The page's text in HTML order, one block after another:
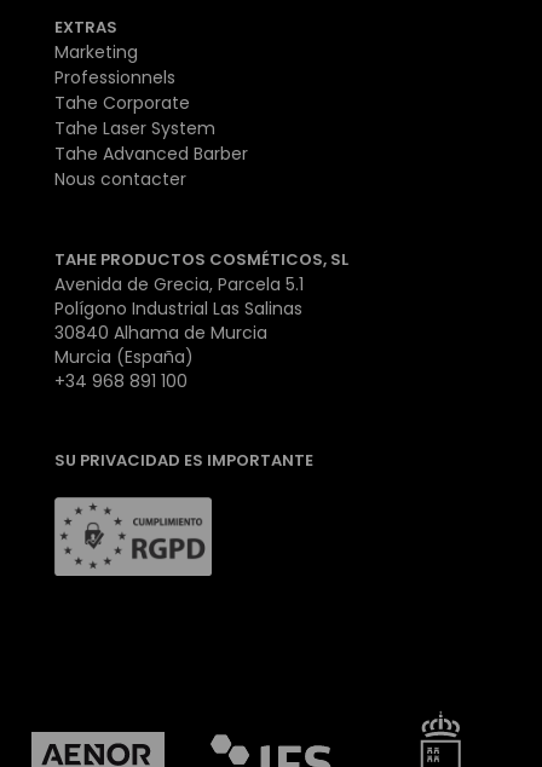
EXTRAS
Marketing
Professionnels
Tahe Corporate
Tahe Laser System
Tahe Advanced Barber
Nous contacter
TAHE PRODUCTOS COSMÉTICOS, SL
Avenida de Grecia, Parcela 5.1
Polígono Industrial Las Salinas
30840 Alhama de Murcia
Murcia (España)
+34 968 891 100
SU PRIVACIDAD ES IMPORTANTE